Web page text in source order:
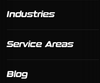
Industries
Service Areas
Blog